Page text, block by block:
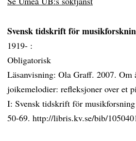
Svensk tidskrift för
1919- :
Obligatorisk
Läsanvisning: Ola Graff. 2007. Om
joikemelodier: refleksjoner over et
I: Svensk tidskrift för
50-69. http://libris.kv.se/bib/